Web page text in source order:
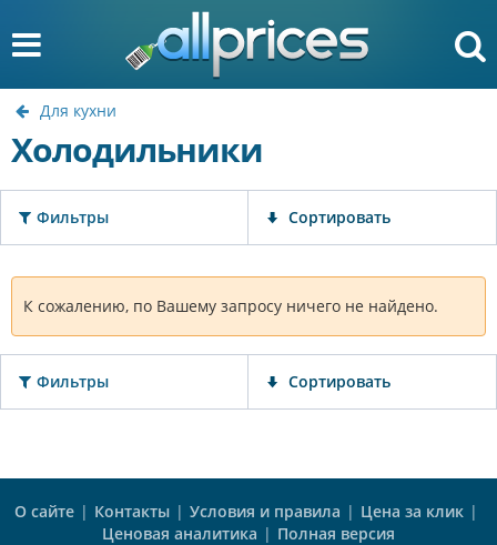
Для кухни
Холодильники
Фильтры Сортировать
К сожалению, по Вашему запросу ничего не найдено.
Фильтры Сортировать
О сайте | Контакты | Условия и правила | Цена за клик |
Ценовая аналитика | Полная версия